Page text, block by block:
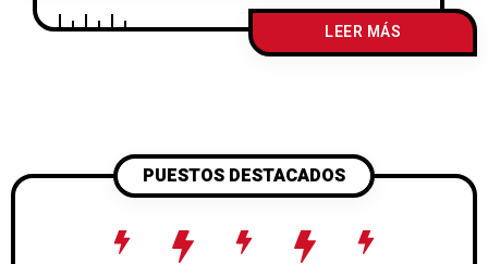
La Provincia de Limón se caracteriza
por poseer las cumbres de mayor
altura de Costa Rica y el principal
LEER MÁS
PUESTOS DESTACADOS